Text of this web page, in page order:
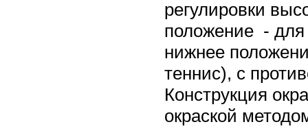
регулировки
положение -
нижнее
теннис), с
Конструкция
окраской